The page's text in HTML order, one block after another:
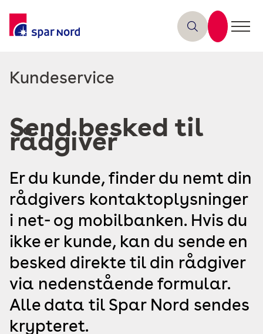
Læs
Kundeservice
Send besked til
rådgiver
Er du kunde, finder du nemt din
rådgivers kontaktoplysninger
i net- og mobilbanken. Hvis du
ikke er kunde, kan du sende en
besked direkte til din rådgiver
via nedenstående formular.
Alle data til Spar Nord sendes
krypteret.